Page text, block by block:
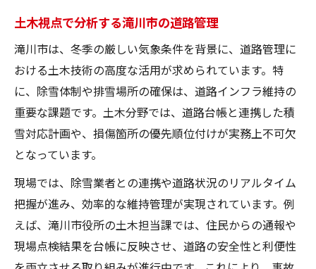
土木視点で分析する滝川市の道路管理
滝川市は、冬季の厳しい気象条件を背景に、道路管理に
おける土木技術の高度な活用が求められています。特
に、除雪体制や排雪場所の確保は、道路インフラ維持の
重要な課題です。土木分野では、道路台帳と連携した積
雪対応計画や、損傷箇所の優先順位付けが実務上不可欠
となっています。
現場では、除雪業者との連携や道路状況のリアルタイム
把握が進み、効率的な維持管理が実現されています。例
えば、滝川市役所の土木担当課では、住民からの通報や
現場点検結果を台帳に反映させ、道路の安全性と利便性